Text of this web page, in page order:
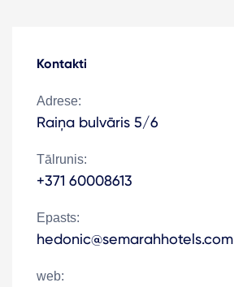
Kontakti
Adrese:
Raiņa bulvāris 5/6
Tālrunis:
+371 60008613
Epasts:
hedonic@semarahhotels.com
web: